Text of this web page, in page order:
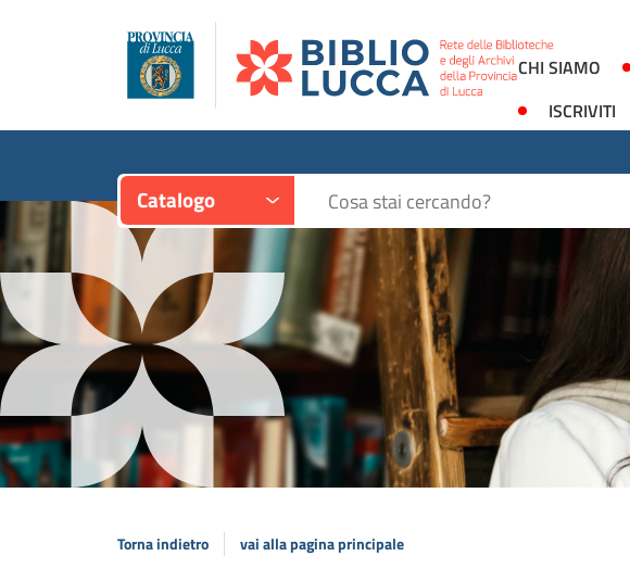
CHI SIAMO
ISCRIVITI
Catalogo Cerca su "Catalogo"
Torna indietro vai alla pagina principale